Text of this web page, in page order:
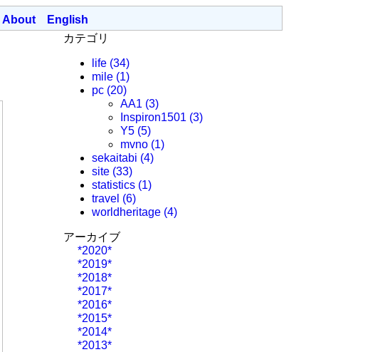
About English
カテゴリ
life (34)
mile (1)
pc (20)
AA1 (3)
Inspiron1501 (3)
Y5 (5)
mvno (1)
sekaitabi (4)
site (33)
statistics (1)
travel (6)
worldheritage (4)
アーカイブ
*2020*
*2019*
*2018*
*2017*
*2016*
*2015*
*2014*
*2013*